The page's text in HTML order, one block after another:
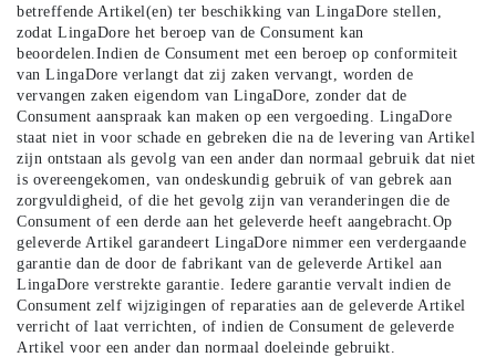
betreffende Artikel(en) ter beschikking van LingaDore stellen,
zodat LingaDore het beroep van de Consument kan
beoordelen.Indien de Consument met een beroep op conformiteit
van LingaDore verlangt dat zij zaken vervangt, worden de
vervangen zaken eigendom van LingaDore, zonder dat de
Consument aanspraak kan maken op een vergoeding. LingaDore
staat niet in voor schade en gebreken die na de levering van Artikel
zijn ontstaan als gevolg van een ander dan normaal gebruik dat niet
is overeengekomen, van ondeskundig gebruik of van gebrek aan
zorgvuldigheid, of die het gevolg zijn van veranderingen die de
Consument of een derde aan het geleverde heeft aangebracht.Op
geleverde Artikel garandeert LingaDore nimmer een verdergaande
garantie dan de door de fabrikant van de geleverde Artikel aan
LingaDore verstrekte garantie. Iedere garantie vervalt indien de
Consument zelf wijzigingen of reparaties aan de geleverde Artikel
verricht of laat verrichten, of indien de Consument de geleverde
Artikel voor een ander dan normaal doeleinde gebruikt.